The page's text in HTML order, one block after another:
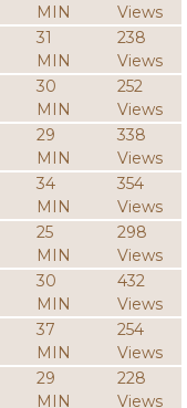
MIN
Views
31
MIN
238
Views
30
MIN
252
Views
29
MIN
338
Views
34
MIN
354
Views
25
MIN
298
Views
30
MIN
432
Views
37
MIN
254
Views
29
MIN
228
Views